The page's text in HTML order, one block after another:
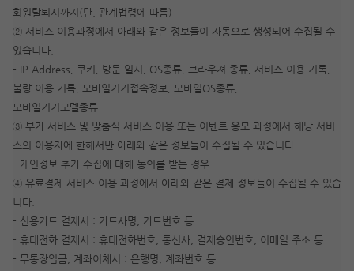
시 수강일 3일 자동 연장! 실기 87% 적중 신화 정
회원탈퇴시까지(단, 관계법령에 따름)
② 서비스 이용과정에서 아래와 같은 정보들이 자동으로 생성되어 수집될 수
있습니다.
- IP Address, 쿠키, 방문 일시, OS종류, 브라우져 종류, 서비스 이용 기록,
불량 이용 기록, 모바일기기접속정보, 모바일OS종류,
모바일기기모델종류
③ 부가 서비스 및 맞춤식 서비스 이용 또는 이벤트 응모 과정에서 해당 서비
스의 이용자에 한해서만 아래와 같은 정보들이 수집될 수 있습니다.
- 개인정보 추가 수집에 대해 동의를 받는 경우
④ 유료결제 서비스 이용 과정에서 아래와 같은 결제 정보들이 수집될 수 있습
니다.
- 신용카드 결제시 : 카드사명, 카드번호 등
- 휴대전화 결제시 : 휴대전화번호, 통신사, 결제승인번호, 이메일 주소 등
- 무통장입금, 계좌이체시 : 은행명, 계좌번호 등